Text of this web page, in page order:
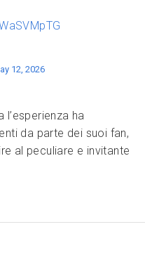
12, 2026
ha
da parte dei suoi fan,
al peculiare e invitante